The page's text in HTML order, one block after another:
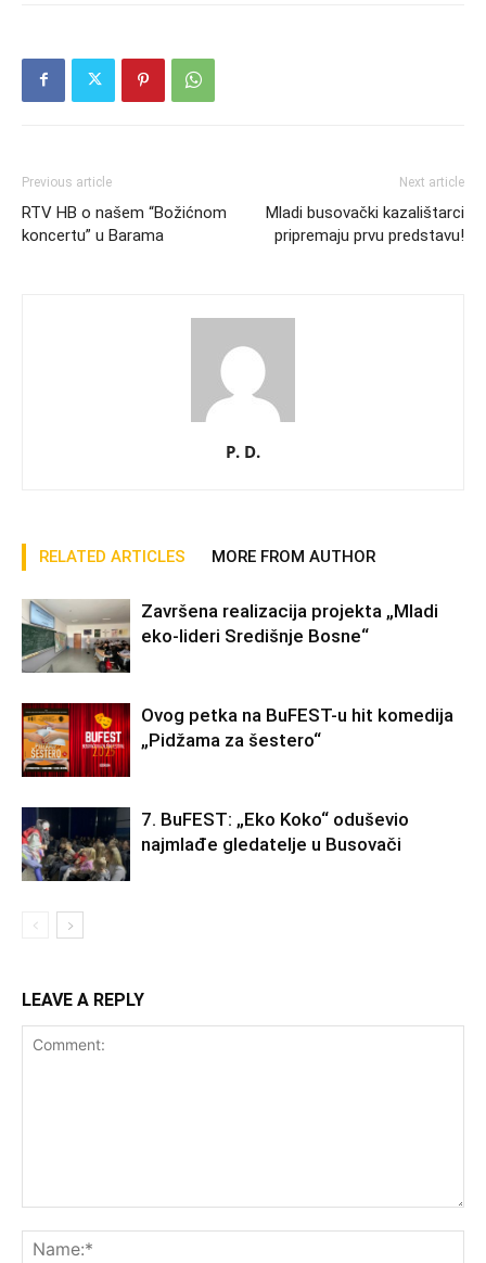
Previous article
RTV HB o našem “Božićnom
koncertu” u Barama
Next article
Mladi busovački kazalištarci
pripremaju prvu predstavu!
P. D.
RELATED ARTICLES MORE FROM AUTHOR
Završena realizacija projekta „Mladi
eko-lideri Središnje Bosne“
Ovog petka na BuFEST-u hit komedija
„Pidžama za šestero“
7. BuFEST: „Eko Koko“ oduševio
najmlađe gledatelje u Busovači
LEAVE A REPLY